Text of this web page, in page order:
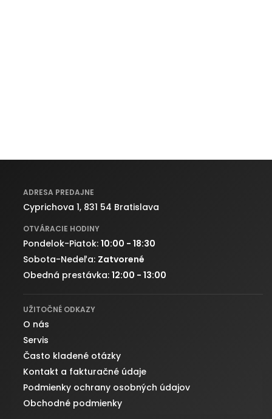
ADRESA PREDAJNE
Cyprichova 1, 831 54 Bratislava
OTVÁRACIE HODINY
Pondelok-Piatok: 10:00 - 18:30
Sobota-Nedeľa: Zatvorené
Obedná prestávka: 12:00 - 13:00
UŽITOČNÉ ODKAZY
O nás
Servis
Často kladené otázky
Kontakt a fakturačné údaje
Podmienky ochrany osobných údajov
Obchodné podmienky